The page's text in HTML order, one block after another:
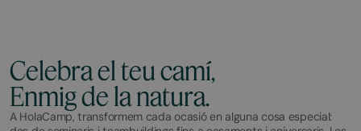
Celebra el teu camí,
Enmig de la natura.
A HolaCamp, transformem cada ocasió en alguna cosa especial: